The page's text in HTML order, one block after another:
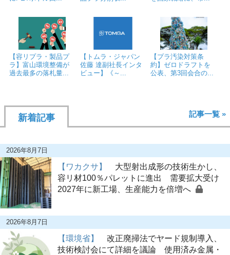
【容リプラ・製品プ
ラ】富山環境整備が
過去最多の落札量...
【トムラ・ジャパン
佐藤 達副社長インタ
ビュー】《～...
【プラ汚染対策条
約】ゼロドラフトを
公表、第3回会合の...
新着記事 記事一覧 »
2026年8月7日
【ワカクサ】
大型射出成形の技術生かし、
容リ材100％パレットに進出 需要拡大受け
2027年に新工場、生産能力を倍増へ
2026年8月7日
【環境省】
改正廃掃法でヤード規制導入、
技術検討会にて詳細を議論 使用済み金属・